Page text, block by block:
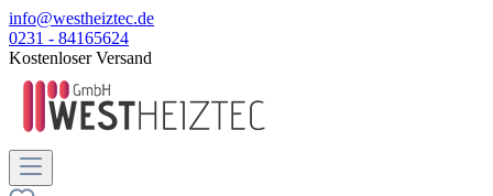
info@westheiztec.de
0231 - 84165624
Kostenloser Versand